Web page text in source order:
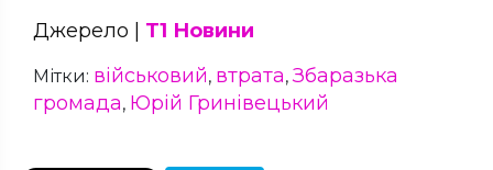
Джерело | Т1 Новини
Мітки: військовий, втрата, Збаразька
громада, Юрій Гринівецький